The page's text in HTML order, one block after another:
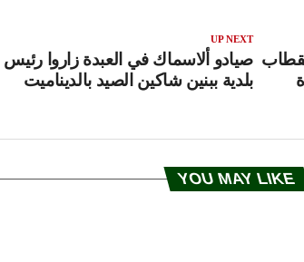
UP NEXT
صيادو ألاسماك في العبدة زاروا رئيس
بلدية ببنين شاكين الصيد بالديناميت
2018: استقطاب
YOU MAY LIKE